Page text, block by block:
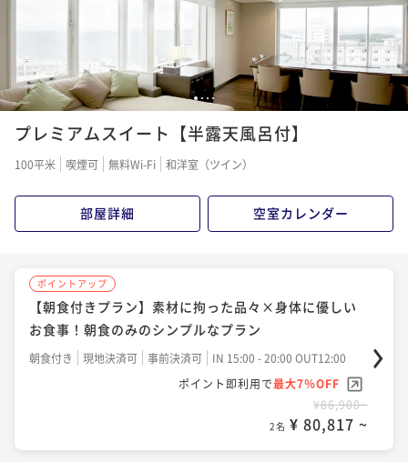
二食付き
IN 15:00 - 19:00 OUT12:00
ポイント即利用で
最大7％OFF
¥149,600~
¥ 139,128 ~
ポイント即利用で最大7％OFF
¥71,280~
2名 ¥ 66,290 ~
ポイントアップ
【スタンダード×創作フレンチ（レストラン）】オー
ベルジュで創作ディナーに舌鼓&美肌の温泉で癒しの旅
ポイント即利用で最大7％OFF
¥74,800~
ポイントアップ
【特別ディナー×創作フレンチ（レストラン）】『熊
野牛』をメインに、質も量もワンランクUPの贅沢を。
事前決済可
IN 15:00 - 19:00 OUT12:00
最大7％OFF
¥89,100~
2名 ¥ 82,863 ~
12 3 4
プレミアムスイート【半露天風呂付】
100平米 喫煙可 無料Wi-Fi 和洋室（ツイン）
部屋詳細 空室カレンダー
ポイントアップ
【朝食付きプラン】素材に拘った品々×身体に優しい
お食事！朝食のみのシンプルなプラン
朝食付き 現地決済可 事前決済可
IN 15:00 - 20:00 OUT12:00
ポイント即利用で最大7％OFF
¥86,900~
2名 ¥ 80,817 ~